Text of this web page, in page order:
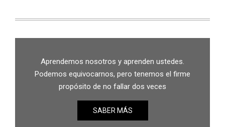
Aprendemos nosotros y aprenden ustedes.
Podemos equivocarnos, pero tenemos el firme
propósito de no fallar dos veces
SABER MÁS